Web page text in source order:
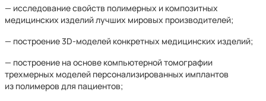
— исследование свойств полимерных и композитных
медицинских изделий лучших мировых производителей;
— построение 3D-моделей конкретных медицинских изделий;
— построение на основе компьютерной томографии
трехмерных моделей персонализированных имплантов
из полимеров для пациентов;